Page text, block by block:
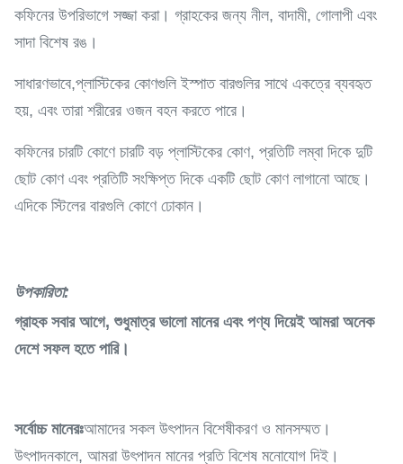
কফিনের উপরিভাগে সজ্জা করা। গ্রাহকের জন্য নীল, বাদামী, গোলাপী এবং
সাদা বিশেষ রঙ।
সাধারণভাবে,প্লাস্টিকের কোণগুলি ইস্পাত বারগুলির সাথে একত্রে ব্যবহৃত
হয়, এবং তারা শরীরের ওজন বহন করতে পারে।
কফিনের চারটি কোণে চারটি বড় প্লাস্টিকের কোণ, প্রতিটি লম্বা দিকে দুটি
ছোট কোণ এবং প্রতিটি সংক্ষিপ্ত দিকে একটি ছোট কোণ লাগানো আছে।
এদিকে স্টিলের বারগুলি কোণে ঢোকান।
উপকারিতা:
গ্রাহক সবার আগে, শুধুমাত্র ভালো মানের এবং পণ্য দিয়েই আমরা অনেক
দেশে সফল হতে পারি।
সর্বোচ্চ মানেরঃআমাদের সকল উৎপাদন বিশেষীকরণ ও মানসম্মত।
উৎপাদনকালে, আমরা উৎপাদন মানের প্রতি বিশেষ মনোযোগ দিই।